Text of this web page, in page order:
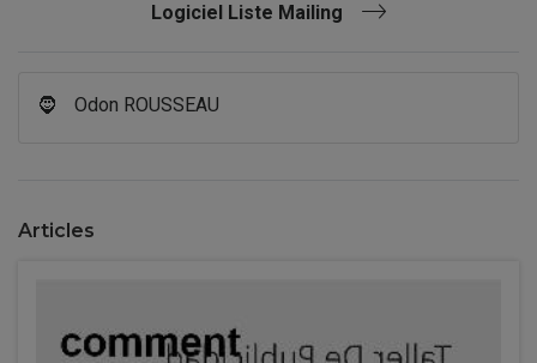
Logiciel Liste Mailing
🧔 Odon ROUSSEAU
Articles